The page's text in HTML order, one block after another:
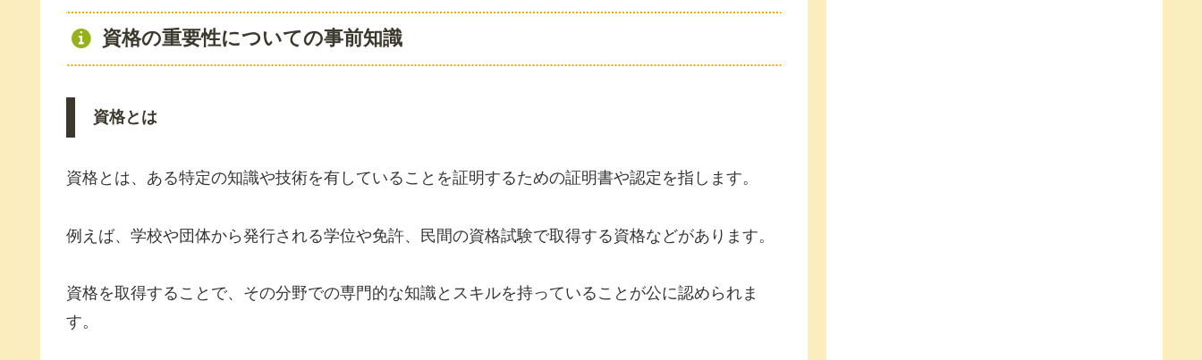
資格の重要性についての事前知識
資格とは
資格とは、ある特定の知識や技術を有していることを証明するための証明書や認定を指します。
例えば、学校や団体から発行される学位や免許、民間の資格試験で取得する資格などがあります。
資格を取得することで、その分野での専門的な知識とスキルを持っていることが公に認められま
す。